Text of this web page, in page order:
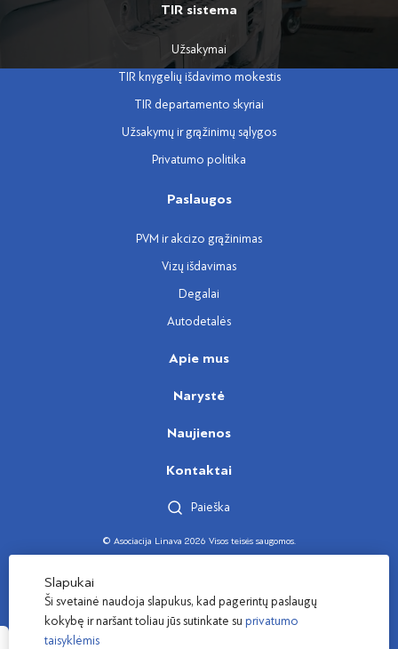
TIR sistema
Užsakymai
TIR knygelių išdavimo mokestis
TIR departamento skyriai
Užsakymų ir grąžinimų sąlygos
Privatumo politika
Paslaugos
PVM ir akcizo grąžinimas
Vizų išdavimas
Degalai
Autodetalės
Apie mus
Narystė
Naujienos
Kontaktai
Paieška
© Asociacija Linava 2026 Visos teisės saugomos.
Slapukai
Ši svetainė naudoja slapukus, kad pagerintų paslaugų
kokybę ir naršant toliau jūs sutinkate su privatumo
taisyklėmis